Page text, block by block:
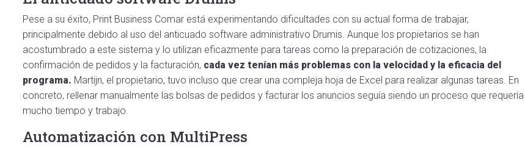
Pese a su éxito, Print Business Comar está experimentando dificultades con su actual forma de trabajar,
principalmente debido al uso del anticuado software administrativo Drumis. Aunque los propietarios se han
acostumbrado a este sistema y lo utilizan eficazmente para tareas como la preparación de cotizaciones, la
confirmación de pedidos y la facturación, cada vez tenían más problemas con la velocidad y la eficacia del
programa. Martijn, el propietario, tuvo incluso que crear una compleja hoja de Excel para realizar algunas tareas. En
concreto, rellenar manualmente las bolsas de pedidos y facturar los anuncios seguía siendo un proceso que requería
mucho tiempo y trabajo.
Automatización con MultiPress